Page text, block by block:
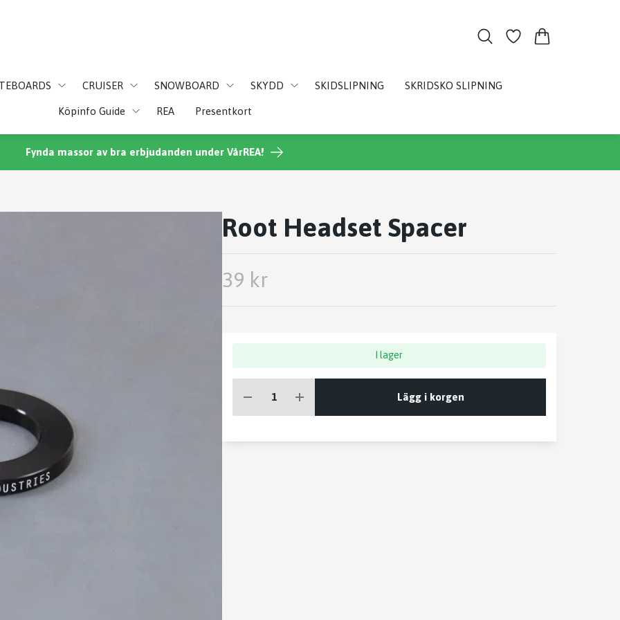
CRUISER SNOWBOARD SKYDD SKIDSLIPNING SKRIDSKO SLIPNING
Köpinfo Guide REA Presentkort
Fynda massor av bra erbjudanden under VårREA!
Root Headset Spacer
39 kr
I lager
Lägg i korgen